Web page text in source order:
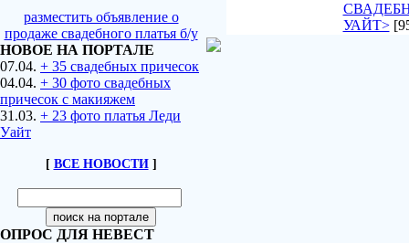
разместить объявление о
продаже свадебного платья б/у
НОВОЕ НА ПОРТАЛЕ
07.04. + 35 свадебных причесок
04.04. + 30 фото свадебных
причесок с макияжем
31.03. + 23 фото платья Леди
Уайт
[ ВСЕ НОВОСТИ]
ОПРОС ДЛЯ НЕВЕСТ
УАЙТ>